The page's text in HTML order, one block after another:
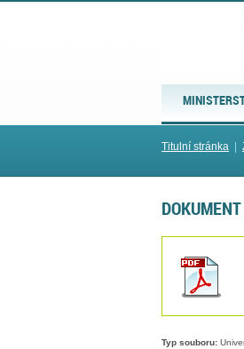
Titulní stránka
Typ souboru: